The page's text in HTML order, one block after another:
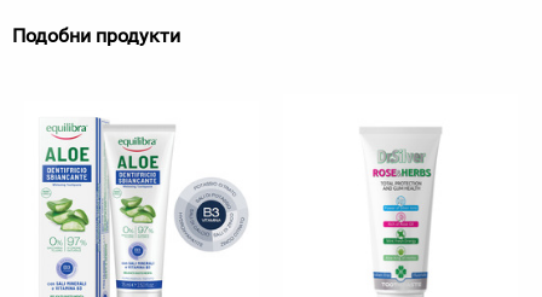
Подобни продукти